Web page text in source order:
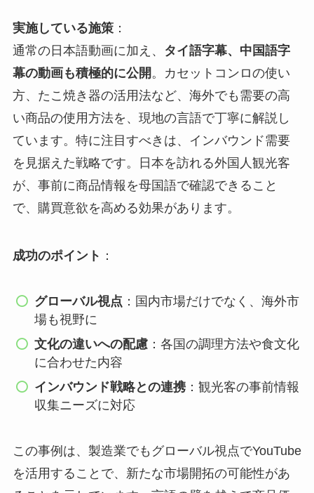
実施している施策：
通常の日本語動画に加え、
タイ語字幕、中国語字
幕の動画も積極的に公開。カセットコンロの使い
方、たこ焼き器の活用法など、海外でも需要の高
い商品の使用方法を、現地の言語で丁寧に解説し
ています。特に注目すべきは、インバウンド需要
を見据えた戦略です。日本を訪れる外国人観光客
が、事前に商品情報を母国語で確認できること
で、購買意欲を高める効果があります。
成功のポイント ：
グローバル視点 ：国内市場だけでなく、海外市
場も視野に
文化の違いへの配慮 ：各国の調理方法や食文化
に合わせた内容
インバウンド戦略との連携 ：観光客の事前情報
収集ニーズに対応
この事例は、製造業でもグローバル視点でYouTube
を活用することで、新たな市場開拓の可能性があ